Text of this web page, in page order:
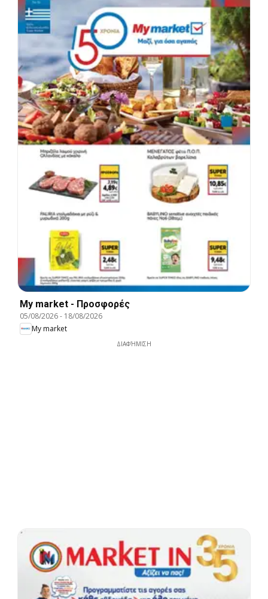
My market - Προσφορές
05/08/2026- 18/08/2026
My market
ΔΙΑΦΉΜΙΣΗ